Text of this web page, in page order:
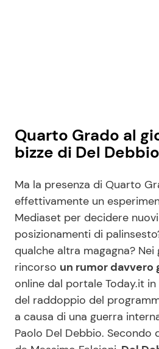
Quarto Grado al
bizze di Del
Ma la presenza di Quarto
effettivamente un
Mediaset per decidere
posizionamenti di
qualche altra magagna?
rincorso un rumor davvero
online dal portale Today.it
del raddoppio del
a causa di una guerra
Paolo Del Debbio.